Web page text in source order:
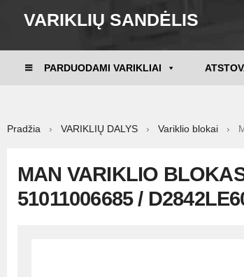
VARIKLIŲ SANDĖLIS
PARDUODAMI VARIKLIAI
Pradžia › VARIKLIŲ DALYS › Variklio blokai ›
MAN VARIKLIO
51011006685 /